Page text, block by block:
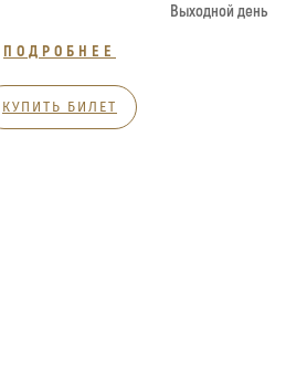
Выходной день
ПОДРОБНЕЕ
КУПИТЬ БИЛЕТ